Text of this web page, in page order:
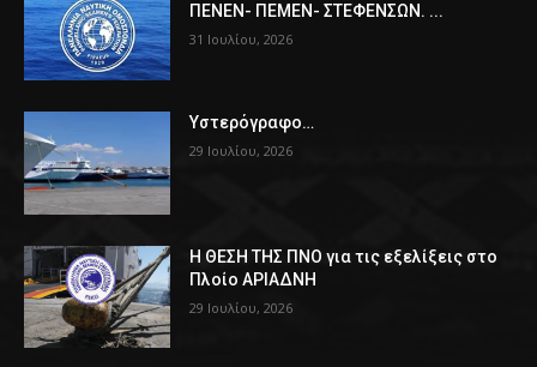
ΠΕΝΕΝ- ΠΕΜΕΝ- ΣΤΕΦΕΝΣΩΝ. ...
31 Ιουλίου, 2026
Υστερόγραφο…
29 Ιουλίου, 2026
Η ΘΕΣΗ ΤΗΣ ΠΝΟ για τις εξελίξεις στο
Πλοίο ΑΡΙΑΔΝΗ
29 Ιουλίου, 2026